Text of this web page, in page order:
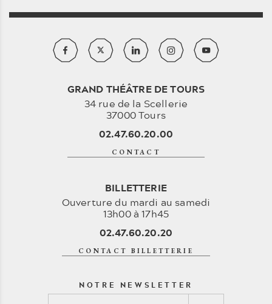
GRAND THÉÂTRE DE TOURS
34 rue de la Scellerie
37000 Tours
02.47.60.20.00
CONTACT
BILLETTERIE
Ouverture du mardi au samedi
13h00 à 17h45
02.47.60.20.20
CONTACT BILLETTERIE
NOTRE NEWSLETTER